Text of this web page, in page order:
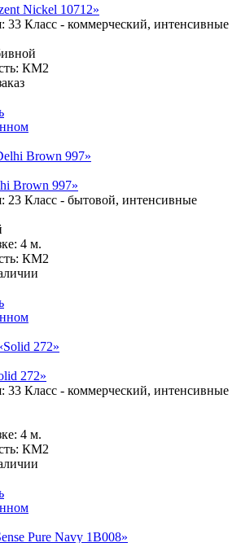
Nickel 10712»
33 Класс - коммерческий, интенсивные
КМ2
Brown 997»
23 Класс - бытовой, интенсивные
4 м.
КМ2
272»
33 Класс - коммерческий, интенсивные
4 м.
КМ2